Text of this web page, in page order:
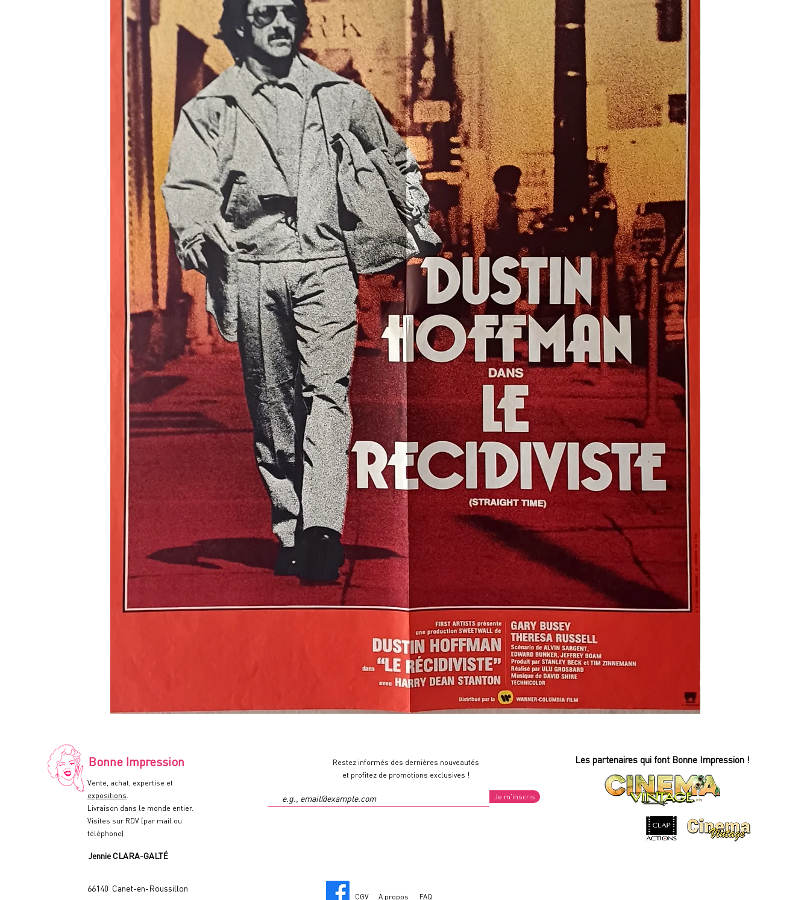
60x80cm.
Affiche
de
-
60x80cm.
-
1968
Bonne Impression
Vente, achat, expertise et
expositions
Livraison dans le monde entier.
Visites sur RDV (par mail ou
téléphone)
Jennie CLARA-GALTÉ
Restez informés des dernières nouveautés
et profitez de promotions exclusives !
Je m'inscris
Les partenaires qui font Bonne Impression !
66140 Canet-en-Roussillon
CGV A propos FAQ